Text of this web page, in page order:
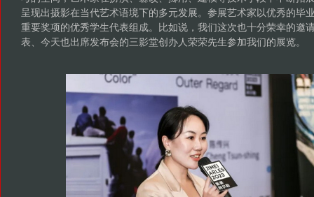
呈现出摄影在当代艺术语境下的多元发展。参展艺术家以优秀的毕
重要奖项的优秀学生代表组成。比如说，我们这次也十分荣幸的邀
表、今天也出席发布会的三影堂创办人荣荣先生参加我们的展览。